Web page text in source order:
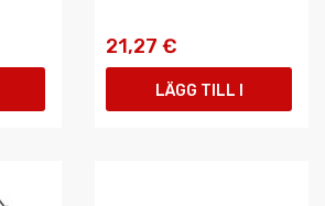
21,27 €
LÄGG TILL I